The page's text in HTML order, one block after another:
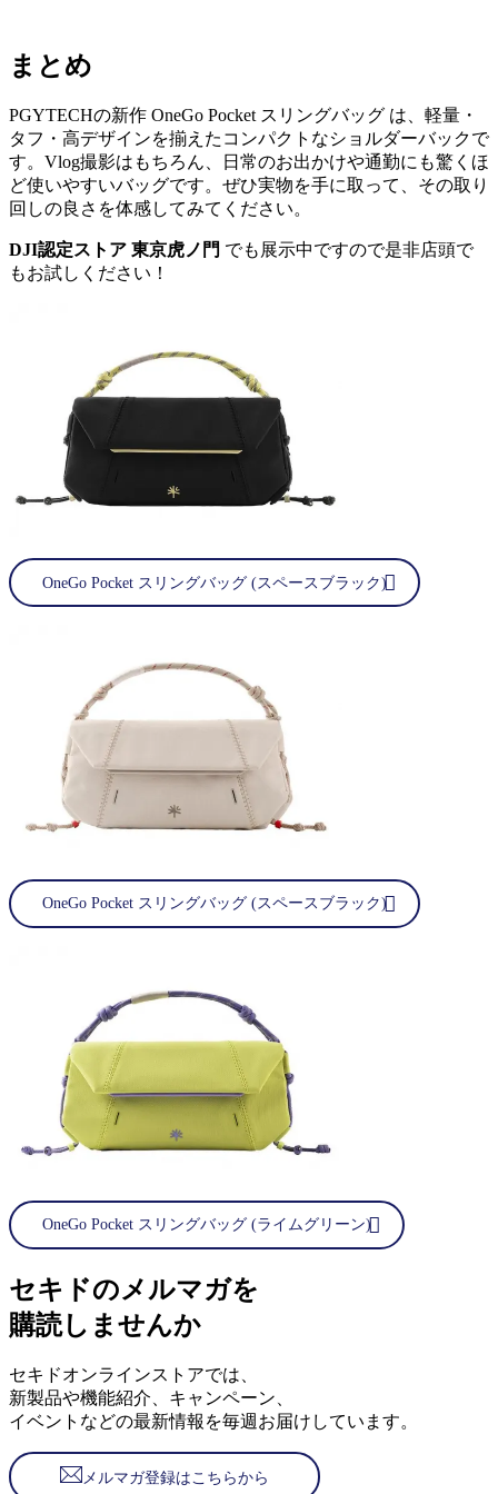
まとめ
PGYTECHの新作 OneGo Pocket スリングバッグ は、軽量・
タフ・高デザインを揃えたコンパクトなショルダーバックで
す。Vlog撮影はもちろん、日常のお出かけや通勤にも驚くほ
ど使いやすいバッグです。ぜひ実物を手に取って、その取り
回しの良さを体感してみてください。
DJI認定ストア 東京虎ノ門 でも展示中ですので是非店頭で
もお試しください！
OneGo Pocket スリングバッグ (スペースブラック)
OneGo Pocket スリングバッグ (スペースブラック)
OneGo Pocket スリングバッグ (ライムグリーン)
セキドのメルマガを
購読しませんか
セキドオンラインストアでは、
新製品や機能紹介、キャンペーン、
イベントなどの最新情報を毎週お届けしています。
メルマガ登録はこちらから